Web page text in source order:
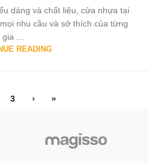
dáng và chất liệu, cửa nhựa tại
nhu cầu và sở thích của từng
gia ...
READING
3 › »